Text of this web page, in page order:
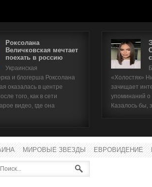
Роксолана
Величковская мечтает
поехать в россию
Украинская
и блогерша Роксолана
оказалась в центре
того, как в сети
видео, где она
«Холостяк»
зачищает
упоминаний
Казалось бы,
МИРОВЫЕ ЗВЕЗДЫ ЕВРОВИДЕНИЕ
Имя